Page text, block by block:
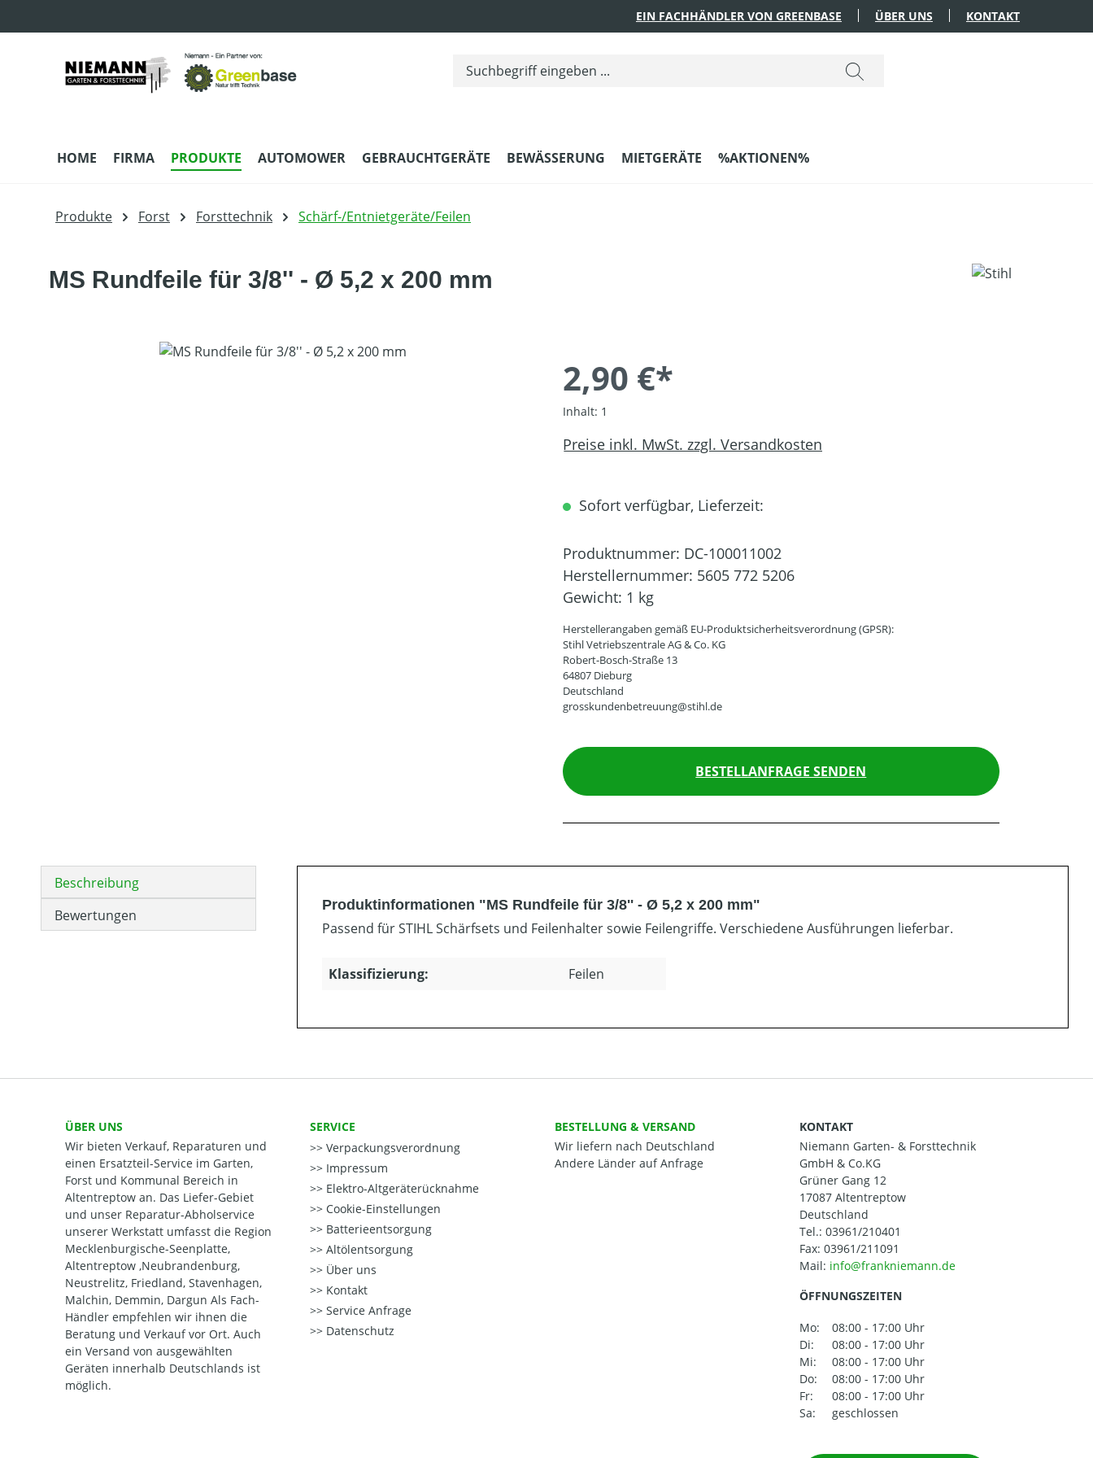
EIN FACHHÄNDLER VON GREENBASE ÜBER UNS KONTAKT
HOME FIRMA PRODUKTE AUTOMOWER GEBRAUCHTGERÄTE BEWÄSSERUNG MIETGERÄTE %AKTIONEN%
Produkte Forst Forsttechnik Schärf-/Entnietgeräte/Feilen
MS Rundfeile für 3/8'' - Ø 5,2 x 200 mm
Bildergalerie überspringen
2,90 €*
Inhalt: 1
Preise inkl. MwSt. zzgl. Versandkosten
Sofort verfügbar, Lieferzeit:
Produktnummer: DC-100011002
Herstellernummer: 5605 772 5206
Gewicht: 1 kg
Herstellerangaben gemäß EU-Produktsicherheitsverordnung (GPSR):
Stihl Vetriebszentrale AG & Co. KG
Robert-Bosch-Straße 13
64807 Dieburg
Deutschland
grosskundenbetreuung@stihl.de
BESTELLANFRAGE SENDEN
Beschreibung
Bewertungen
Produktinformationen "MS Rundfeile für 3/8'' - Ø 5,2 x 200 mm"
Passend für STIHL Schärfsets und Feilenhalter sowie Feilengriffe. Verschiedene Ausführungen lieferbar.
Klassifizierung: Feilen
ÜBER UNS
Wir bieten Verkauf, Reparaturen und
einen Ersatzteil-Service im Garten,
Forst und Kommunal Bereich in
Altentreptow an. Das Liefer-Gebiet
und unser Reparatur-Abholservice
unserer Werkstatt umfasst die Region
Mecklenburgische-Seenplatte,
Altentreptow ,Neubrandenburg,
Neustrelitz, Friedland, Stavenhagen,
Malchin, Demmin, Dargun Als Fach-
Händler empfehlen wir ihnen die
Beratung und Verkauf vor Ort. Auch
ein Versand von ausgewählten
Geräten innerhalb Deutschlands ist
möglich.
SERVICE
Verpackungsverordnung
Impressum
Elektro-Altgeräterücknahme
Cookie-Einstellungen
Batterieentsorgung
Altölentsorgung
Über uns
Kontakt
Service Anfrage
Datenschutz
BESTELLUNG & VERSAND
Wir liefern nach Deutschland
Andere Länder auf Anfrage
KONTAKT
Niemann Garten- & Forsttechnik
GmbH & Co.KG
Grüner Gang 12
17087 Altentreptow
Deutschland
Tel.: 03961/210401
Fax: 03961/211091
Mail:
ÖFFNUNGSZEITEN
Mo:
08:00 - 17:00 Uhr
Di:
08:00 - 17:00 Uhr
Mi:
08:00 - 17:00 Uhr
Do:
08:00 - 17:00 Uhr
Fr:
08:00 - 17:00 Uhr
Sa:
geschlossen